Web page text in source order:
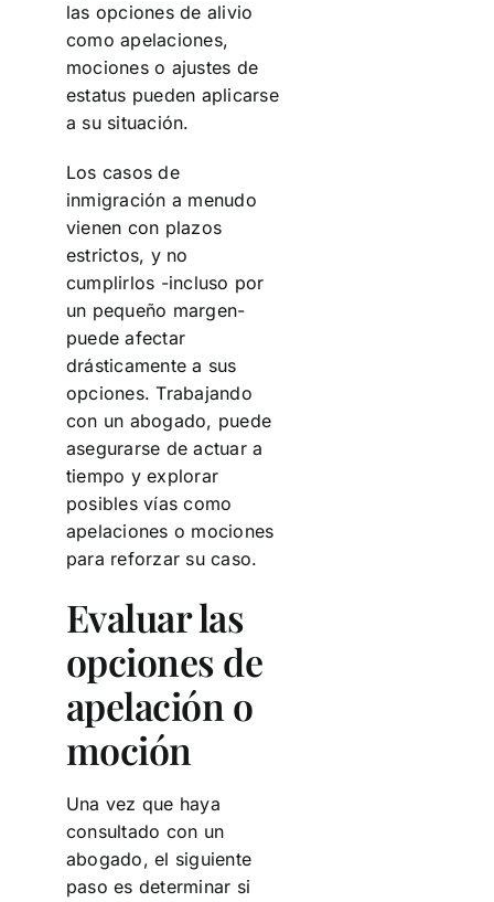
las opciones de alivio
como apelaciones,
mociones o ajustes de
estatus pueden aplicarse
a su situación.
Los casos de
inmigración a menudo
vienen con plazos
estrictos, y no
cumplirlos -incluso por
un pequeño margen-
puede afectar
drásticamente a sus
opciones. Trabajando
con un abogado, puede
asegurarse de actuar a
tiempo y explorar
posibles vías como
apelaciones o mociones
para reforzar su caso.
Evaluar las
opciones de
apelación o
moción
Una vez que haya
consultado con un
abogado, el siguiente
paso es determinar si